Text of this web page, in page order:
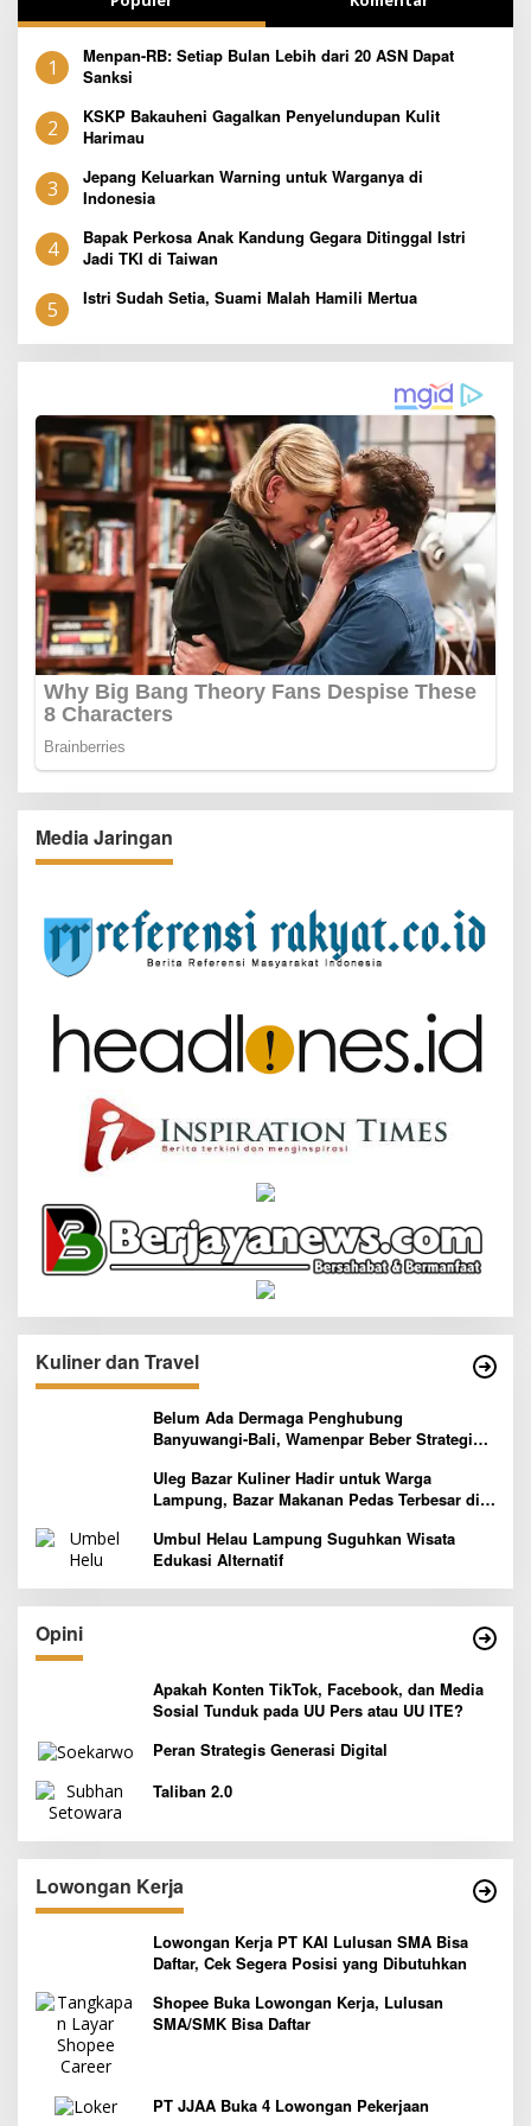
1
Menpan-RB: Setiap Bulan Lebih dari 20 ASN Dapat
Sanksi
2
KSKP Bakauheni Gagalkan Penyelundupan Kulit
Harimau
3
Jepang Keluarkan Warning untuk Warganya di
Indonesia
4
Bapak Perkosa Anak Kandung Gegara Ditinggal Istri
Jadi TKI di Taiwan
5 Istri Sudah Setia, Suami Malah Hamili Mertua
Media Jaringan
Kuliner dan Travel
Belum Ada Dermaga Penghubung
Banyuwangi-Bali, Wamenpar Beber Strategi
Uleg Bazar Kuliner Hadir untuk Warga
Lampung, Bazar Makanan Pedas Terbesar di
Umbul Helau Lampung Suguhkan Wisata
Edukasi Alternatif
Opini
Apakah Konten TikTok, Facebook, dan Media
Sosial Tunduk pada UU Pers atau UU ITE?
Peran Strategis Generasi Digital
Taliban 2.0
Lowongan Kerja
Lowongan Kerja PT KAI Lulusan SMA Bisa
Daftar, Cek Segera Posisi yang Dibutuhkan
Shopee Buka Lowongan Kerja, Lulusan
SMA/SMK Bisa Daftar
PT JJAA Buka 4 Lowongan Pekerjaan